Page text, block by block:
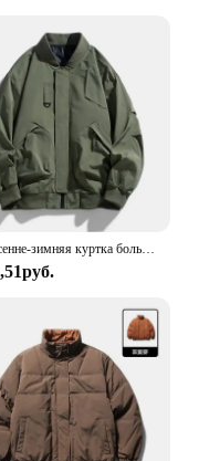
8XL осенне-зимняя куртка больших размеров, мужское свободное модное пальто, куртка-бомбер 130 кг, мужская рабочая одежда, куртка-карго, уличная верхняя одежда